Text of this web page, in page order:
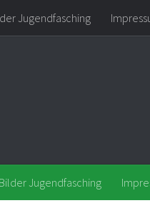
Jugendfasching
Bilder Jugendfasching